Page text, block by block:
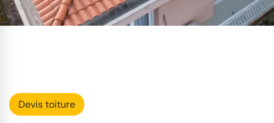
Devis toiture